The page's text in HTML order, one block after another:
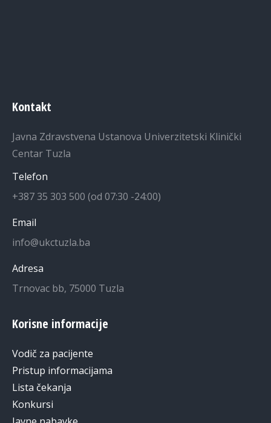
Kontakt
Javna Zdravstvena Ustanova Univerzitetski Klinički
Centar Tuzla
Telefon
+387 35 303 500 (od 07:30 -24:00)
Email
info@ukctuzla.ba
Adresa
Trnovac bb, 75000 Tuzla
Korisne informacije
Vodič za pacijente
Pristup informacijama
Lista čekanja
Konkursi